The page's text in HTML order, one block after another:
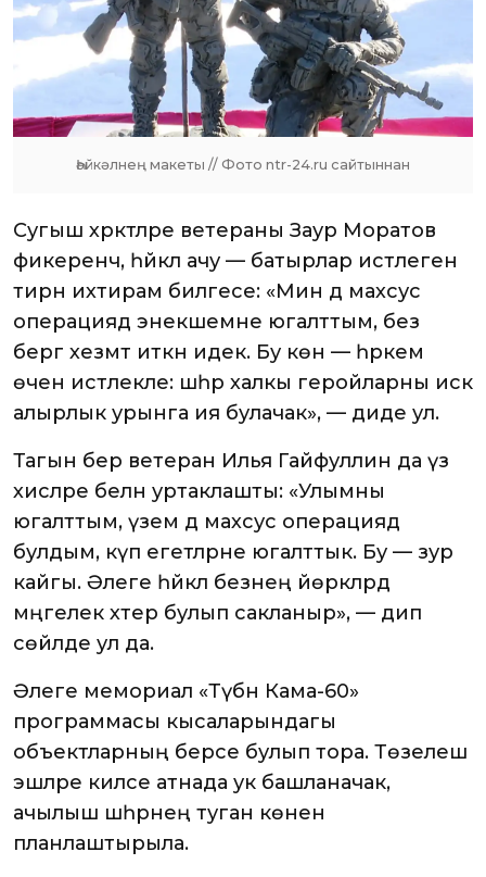
Һәйкәлнең макеты // Фото ntr-24.ru сайтыннан
Сугыш хәрәкәтләре ветераны Заур Моратов
фикеренчә, һәйкәл ачу — батырлар истәлегенә
тирән ихтирам билгесе: «Мин дә махсус
операциядә энекәшемне югалттым, без
бергә хезмәт иткән идек. Бу көн — һәркем
өчен истәлекле: шәһәр халкы геройларны искә
алырлык урынга ия булачак», — диде ул.
Тагын бер ветеран Илья Гайфуллин да үз
хисләре белән уртаклашты: «Улымны
югалттым, үзем дә махсус операциядә
булдым, күп егетләрне югалттык. Бу — зур
кайгы. Әлеге һәйкәл безнең йөрәкләрдә
мәңгелек хәтер булып сакланыр», — дип
сөйләде ул да.
Әлеге мемориал «Түбән Кама-60»
программасы кысаларындагы
объектларның берсе булып тора. Төзелеш
эшләре киләсе атнада ук башланачак, ә
ачылыш шәһәрнең туган көненә
планлаштырыла.